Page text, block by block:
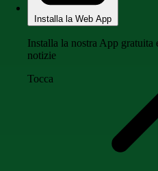
Installa la Web App
Installa la nostra App gratuita
notizie
Tocca